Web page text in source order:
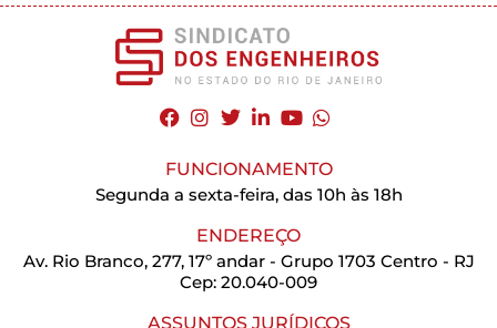
FUNCIONAMENTO
Segunda a sexta-feira, das 10h às 18h
ENDEREÇO
Av. Rio Branco, 277, 17º andar - Grupo 1703 Centro - RJ
Cep: 20.040-009
ASSUNTOS JURÍDICOS